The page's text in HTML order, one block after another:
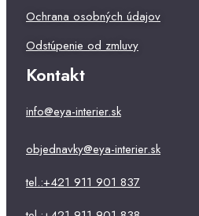
Ochrana osobných údajov
Odstúpenie od zmluvy
Kontakt
info@eya-interier.sk
objednavky@eya-interier.sk
tel.:+421 911 901 837